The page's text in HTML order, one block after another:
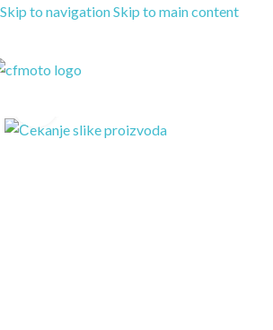
Skip to navigationSkip to main content